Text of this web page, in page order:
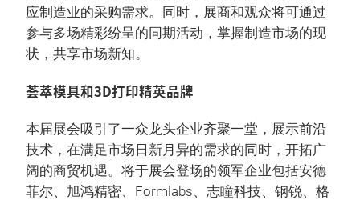
应制造业的采购需求。同时，展商和观众将可通过
参与多场精彩纷呈的同期活动，掌握制造市场的现
状，共享市场新知。
荟萃模具和3D打印精英品牌
本届展会吸引了一众龙头企业齐聚一堂，展示前沿
技术，在满足市场日新月异的需求的同时，开拓广
阔的商贸机遇。将于展会登场的领军企业包括安德
菲尔、旭鸿精密、Formlabs、志瞳科技、钢锐、格